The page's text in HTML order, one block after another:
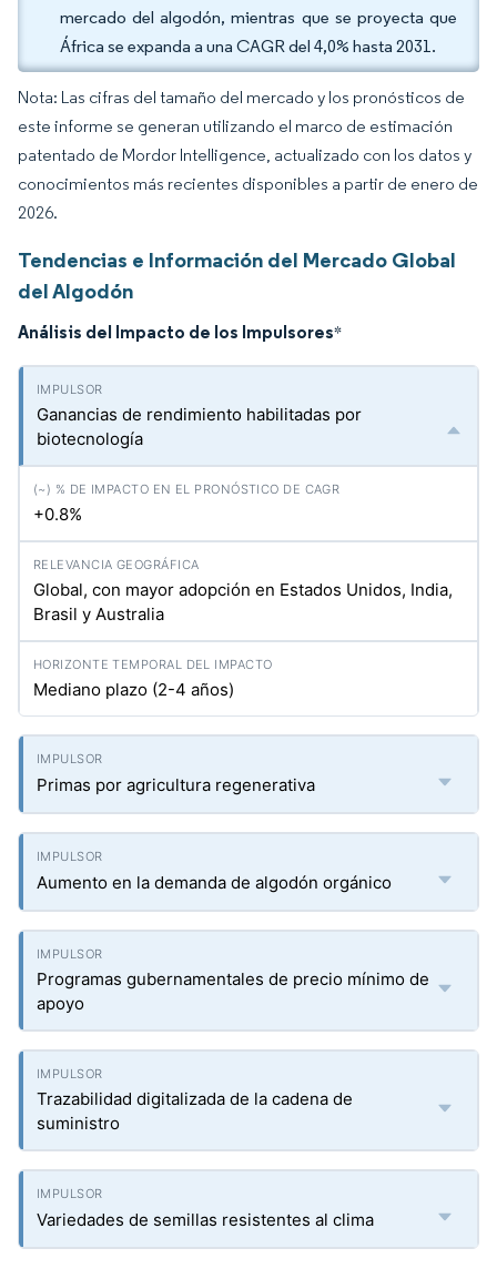
mercado del algodón, mientras que se proyecta que
África se expanda a una CAGR del 4,0% hasta 2031.
Nota: Las cifras del tamaño del mercado y los pronósticos de
este informe se generan utilizando el marco de estimación
patentado de Mordor Intelligence, actualizado con los datos y
conocimientos más recientes disponibles a partir de enero de
2026.
Tendencias e Información del Mercado Global
del Algodón
Análisis del Impacto de los Impulsores*
Ganancias de rendimiento habilitadas por
biotecnología
+0.8%
Global, con mayor adopción en Estados Unidos, India,
Brasil y Australia
Mediano plazo (2-4 años)
Primas por agricultura regenerativa
Aumento en la demanda de algodón orgánico
Programas gubernamentales de precio mínimo de
apoyo
Trazabilidad digitalizada de la cadena de
suministro
Variedades de semillas resistentes al clima